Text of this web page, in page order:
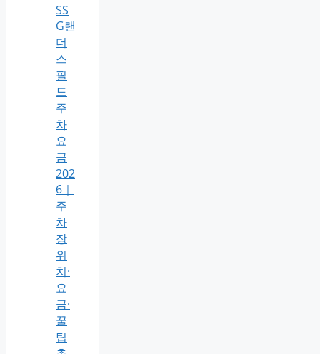
SS
G랜
더
스
필
드
주
차
요
금
202
6｜
주
차
장
위
치·
요
금·
꿀
팁